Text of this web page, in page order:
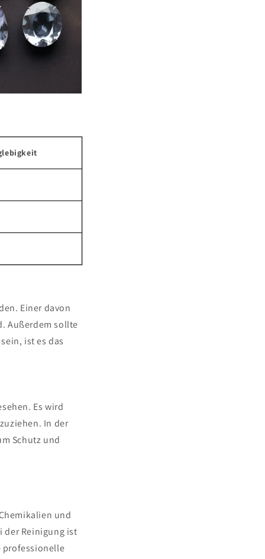
Einer davon
Außerdem sollte
ist es das
Es wird
In der
Schutz und
und
der Reinigung ist
professionelle